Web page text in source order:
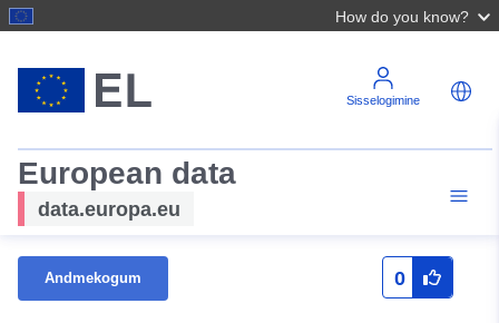
How do you know?
Sisselogimine
European data
data.europa.eu
Andmekogum 0